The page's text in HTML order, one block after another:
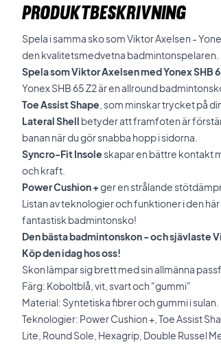
PRODUKTBESKRIVNING
Spela i samma sko som Viktor Axelsen -
den kvalitetsmedvetna badmintonspelaren.
Spela som Viktor Axelsen med Yonex SHB
Yonex SHB 65 Z2 är en allround
Toe Assist Shape , som minskar trycket på
Lateral Shell betyder att framfoten är
banan när du gör snabba hopp i sidorna.
Syncro-Fit Insole skapar en bättre kontakt
och kraft.
Power Cushion +ger en strålande
Listan av teknologier och funktioner i den
fantastisk badmintonsko!
Den bästa badmintonskon - och sjävlaste
Köp den idag hos oss!
Skon lämpar sig brett med sin allmänna
Färg: Koboltblå, vit, svart och "gummi"
Material: Syntetiska fibrer och gummi i sulan.
Teknologier: Power Cushion +, Toe Assist
Lite, Round Sole, Hexagrip, Double Russel